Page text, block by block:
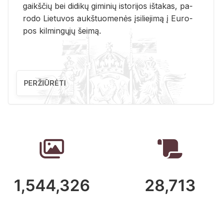
gaikš­čių bei di­di­kų gi­mi­nių is­to­ri­jos iš­ta­kas, pa­
ro­do Lie­tu­vos aukš­tuo­me­nės įsi­lie­ji­mą į Eu­ro­
pos kil­min­gų­jų šei­mą.
PERŽIŪRĖTI
1,544,326 28,713